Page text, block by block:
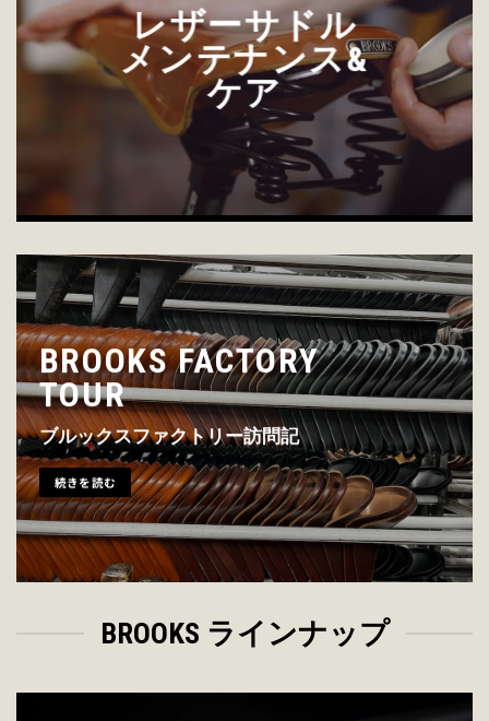
レザーサドル
メンテナンス&
ケア
BROOKS FACTORY
TOUR
ブルックスファクトリー訪問記
続きを読む
BROOKS ラインナップ